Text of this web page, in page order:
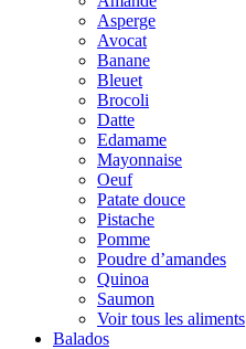
Asperge
Avocat
Banane
Bleuet
Brocoli
Datte
Edamame
Mayonnaise
Oeuf
Patate douce
Pistache
Pomme
Poudre d’amandes
Quinoa
Saumon
Voir tous les aliments
Balados